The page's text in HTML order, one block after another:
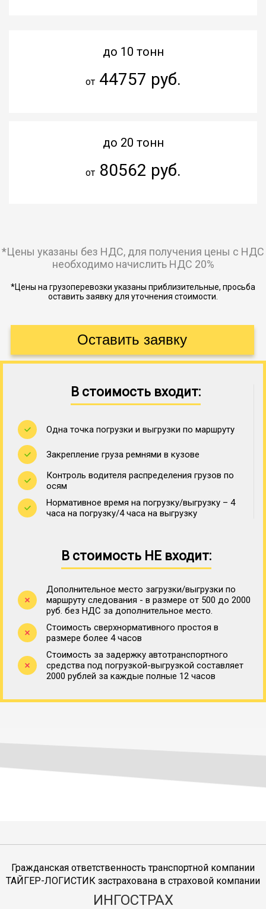
до 10 тонн
от44757 руб.
до 20 тонн
от80562 руб.
*Цены указаны без НДС, для получения цены с НДС
необходимо начислить НДС 20%
*Цены на грузоперевозки указаны приблизительные, просьба
оставить заявку для уточнения стоимости.
В стоимость входит:
Одна точка погрузки и выгрузки по маршруту
Закрепление груза ремнями в кузове
Контроль водителя распределения грузов по
осям
Нормативное время на погрузку/выгрузку – 4
часа на погрузку/4 часа на выгрузку
В стоимость НЕ входит:
Дополнительное место загрузки/выгрузки по
маршруту следования - в размере от 500 до 2000
руб. без НДС за дополнительное место.
Стоимость сверхнормативного простоя в
размере более 4 часов
Стоимость за задержку автотранспортного
средства под погрузкой-выгрузкой составляет
2000 рублей за каждые полные 12 часов
Гражданская ответственность транспортной компании
ТАЙГЕР-ЛОГИСТИК застрахована в страховой компании
ИНГОСТРАХ